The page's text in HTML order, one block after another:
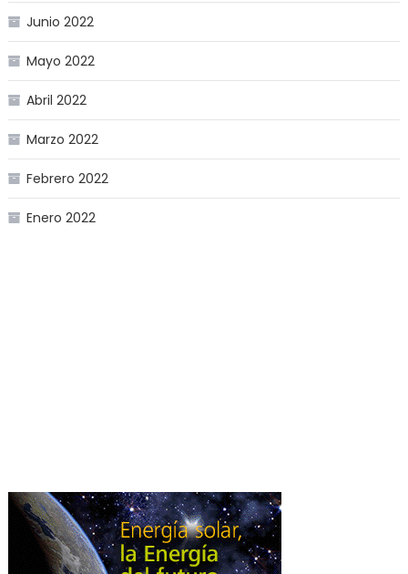
Junio 2022
Mayo 2022
Abril 2022
Marzo 2022
Febrero 2022
Enero 2022